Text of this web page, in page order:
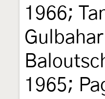
1966;
1965;